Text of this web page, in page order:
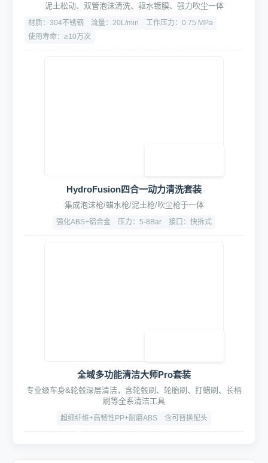
泥土松动、双管泡沫清洗、驱水镀膜、强力吹尘一体
材质：304不锈钢 流量：20L/min
工作压力：0.75 MPa
使用寿命：≥10万次
HydroFusion四合一动力清洗套装
集成泡沫枪/蜡水枪/泥土枪/吹尘枪于一体
强化ABS+铝合金 压力：5-8Bar 接口：快拆式
全域多功能清洁大师Pro套装
专业级车身&轮毂深层清洁，含轮毂刷、轮胎刷、打蜡刷、长柄
刷等全系清洁工具
超细纤维+高韧性PP+耐磨ABS 含可替换配头